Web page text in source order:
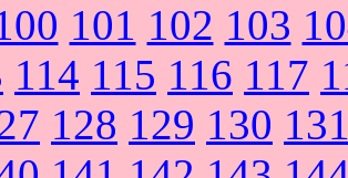
101 102 103
114 115 116 117
128 129 130